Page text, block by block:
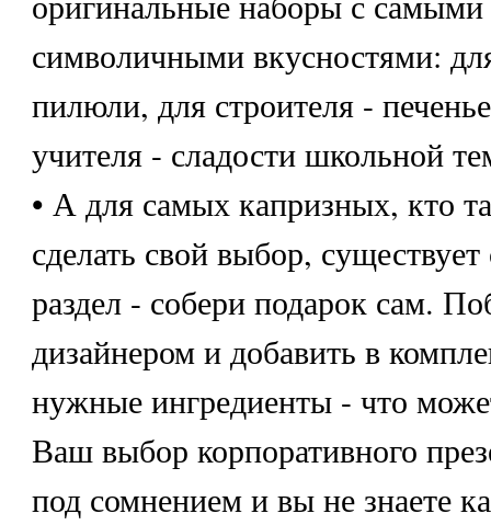
символичными вкусностями:
пилюли, для строителя -
учителя - сладости школьной
• А для самых капризных, кто
сделать свой выбор,
раздел - собери подарок сам.
дизайнером и добавить в
нужные ингредиенты - что
Ваш выбор корпоративного
под сомнением и вы не знаете